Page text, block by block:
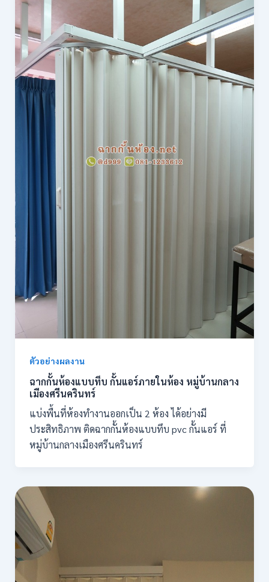
ตัวอย่างผลงาน
ฉากกั้นห้องแบบทึบ กั้นแอร์ภายในห้อง หมู่บ้านกลาง
เมืองศรีนครินทร์
แบ่งพื้นที่ห้องทำงานออกเป็น 2 ห้อง ได้อย่างมี
ประสิทธิภาพ ติดฉากกั้นห้องแบบทึบ pvc กั้นแอร์ ที่
หมู่บ้านกลางเมืองศรีนครินทร์